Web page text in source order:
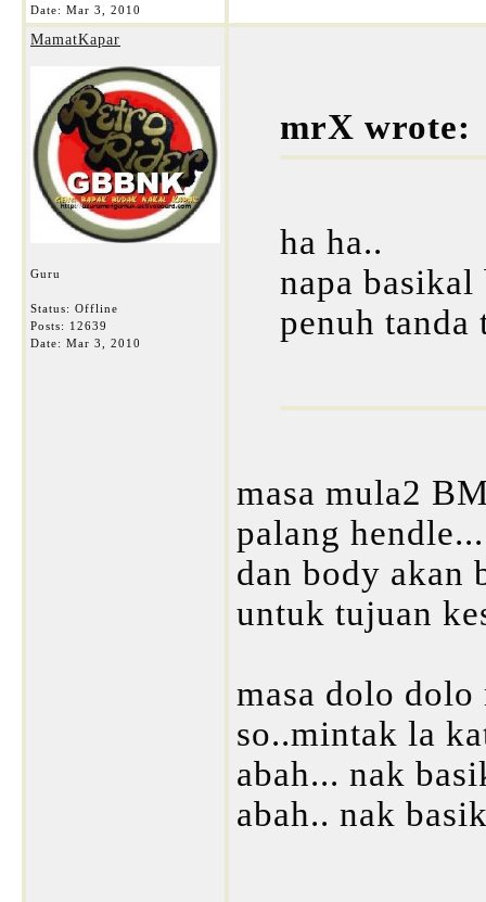
Date: Mar 3, 2010
MamatKapar
Guru
Status: Offline
Posts: 12639
Date: Mar 3, 2010
mrX wrote:
ha ha..
napa basikal
penuh tanda
masa mula2
palang
dan body akan
untuk tujuan
masa dolo
so..mintak la
abah... nak
abah.. nak